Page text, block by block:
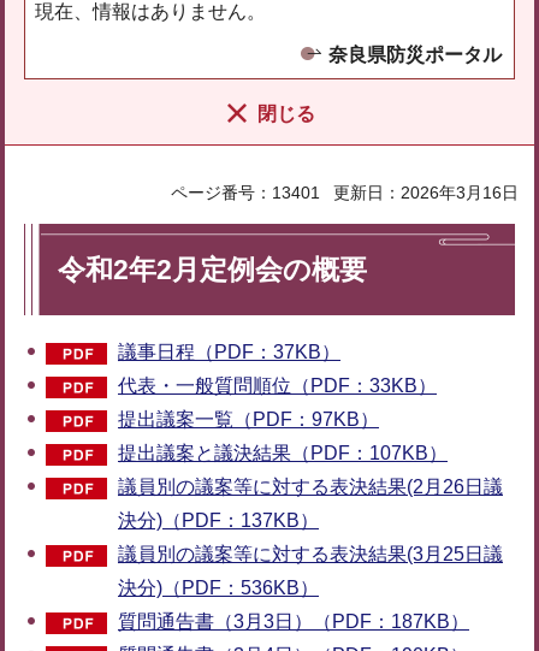
現在、情報はありません。
奈良県防災ポータル
閉じる
ページ番号：13401 更新日：2026年3月16日
令和2年2月定例会の概要
議事日程（PDF：37KB）
代表・一般質問順位（PDF：33KB）
提出議案一覧（PDF：97KB）
提出議案と議決結果（PDF：107KB）
議員別の議案等に対する表決結果(2月26日議
決分)（PDF：137KB）
議員別の議案等に対する表決結果(3月25日議
決分)（PDF：536KB）
質問通告書（3月3日）（PDF：187KB）